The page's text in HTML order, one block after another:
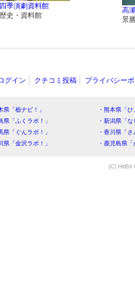
四季演劇資料館
歴史・資料館
高
景
グイン クチコミ投稿 プライバシー
県「栃ナビ！」
・熊本県「
県「ふくラボ！」
・新潟県「
県「ぐんラボ！」
・香川県「
県「金沢ラボ！」
・鹿児島県
(C) HitBit